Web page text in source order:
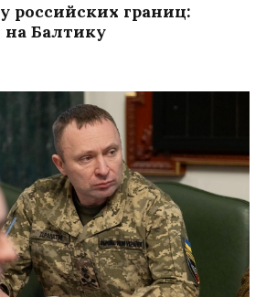
российских границ:
Балтику